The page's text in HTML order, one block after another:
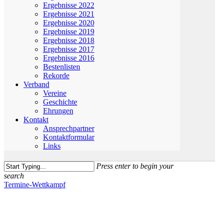
Ergebnisse 2022
Ergebnisse 2021
Ergebnisse 2020
Ergebnisse 2019
Ergebnisse 2018
Ergebnisse 2017
Ergebnisse 2016
Bestenlisten
Rekorde
Verband
Vereine
Geschichte
Ehrungen
Kontakt
Ansprechpartner
Kontaktformular
Links
Press enter to begin your
search
Close
Termine-Wettkampf